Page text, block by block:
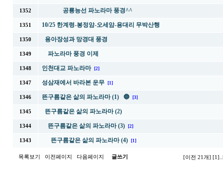
1352 공룡능선 파노라마 풍경^^
1351 10/25 한계령-봉정암-오세암-용대리 무박산행
1350 용아장성과 망경대 풍경
1349 파노라마 풍경 이제
1348 인천대교 파노라마 [2]
1347 성삼재에서 바라본 운무 [1]
1346 뜬구름같은 삶의 파노라마 (1) 🔵 [3]
1345 뜬구름같은 삶의 파노라마 (2)
1344 뜬구름같은 삶의 파노라마 (3) [2]
1343 뜬구름같은 삶의 파노라마 (4) [1]
목록보기 이전페이지 다음페이지 글쓰기 [이전 21개] [1]